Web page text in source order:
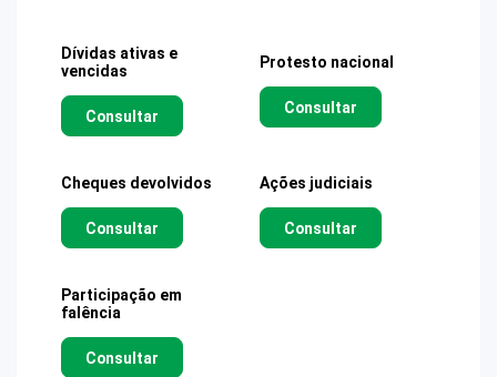
Dívidas ativas e
vencidas
Consultar
Protesto nacional
Consultar
Cheques devolvidos
Consultar
Ações judiciais
Consultar
Participação em
falência
Consultar